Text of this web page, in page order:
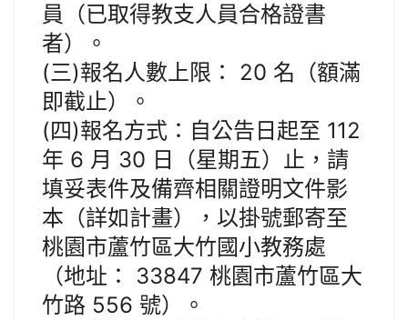
員（已取得教支人員合格證書
者）。
(三)報名人數上限： 20 名（額滿
即截止）。
(四)報名方式：自公告日起至 112
年 6 月 30 日（星期五）止，請
填妥表件及備齊相關證明文件影
本（詳如計畫），以掛號郵寄至
桃園市蘆竹區大竹國小教務處
（地址： 33847 桃園市蘆竹區大
竹路 556 號）。